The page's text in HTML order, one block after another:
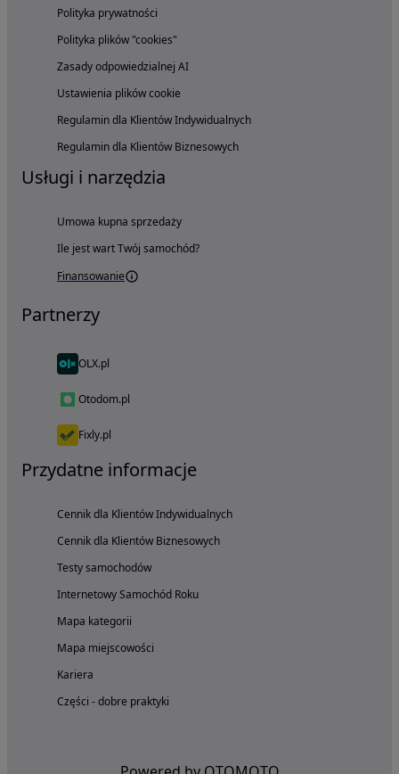
Polityka prywatności
Polityka plików "cookies"
Zasady odpowiedzialnej AI
Ustawienia plików cookie
Regulamin dla Klientów Indywidualnych
Regulamin dla Klientów Biznesowych
Usługi i narzędzia
Umowa kupna sprzedaży
Ile jest wart Twój samochód?
Finansowanie
Partnerzy
OLX.pl
Otodom.pl
Fixly.pl
Przydatne informacje
Cennik dla Klientów Indywidualnych
Cennik dla Klientów Biznesowych
Testy samochodów
Internetowy Samochód Roku
Mapa kategorii
Mapa miejscowości
Kariera
Części - dobre praktyki